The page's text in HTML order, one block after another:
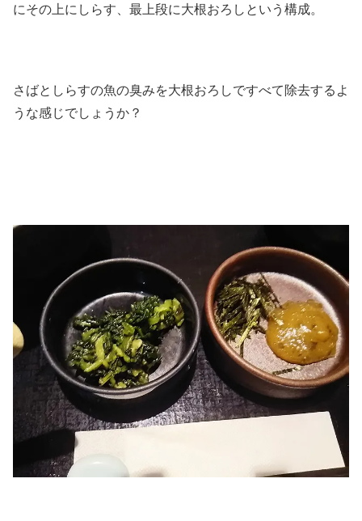
にその上にしらす、最上段に大根おろしという構成。
さばとしらすの魚の臭みを大根おろしですべて除去するよ
うな感じでしょうか？